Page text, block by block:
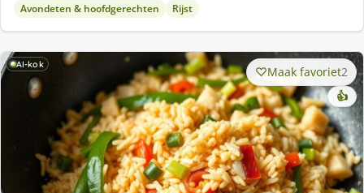
Avondeten & hoofdgerechten Rijst
AI-kok Maak favoriet2
👍